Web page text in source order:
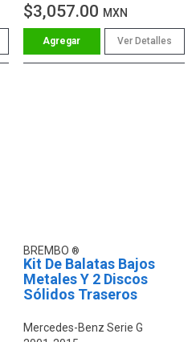
$3,057.00 MXN
Ver Detalles
BREMBO
Kit De Balatas Bajos
Metales Y 2 Discos
Sólidos Traseros
Mercedes-Benz Serie G